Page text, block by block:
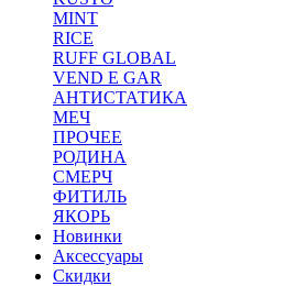
MINT
RICE
RUFF GLOBAL
VEND E GAR
АНТИСТАТИКА
МЕЧ
ПРОЧЕЕ
РОДИНА
СМЕРЧ
ФИТИЛЬ
ЯКОРЬ
Новинки
Аксессуары
Скидки